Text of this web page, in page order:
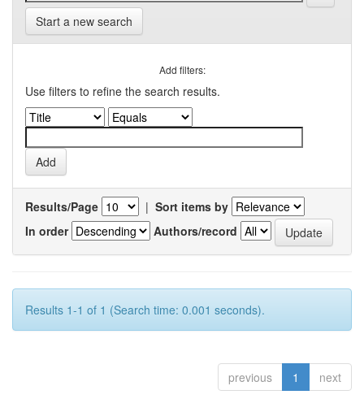
Start a new search
Add filters:
Use filters to refine the search results.
Results/Page | Sort items by
In order
Authors/record
Results 1-1 of 1 (Search time: 0.001 seconds).
previous 1 next